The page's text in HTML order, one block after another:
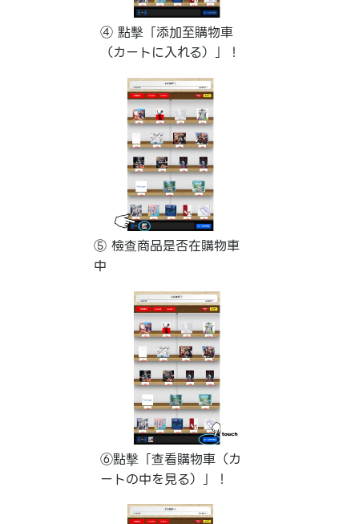
④ 點擊「添加至購物車
（カートに入れる）」！
⑤ 檢查商品是否在購物車
中
⑥點擊「查看購物車（カ
ートの中を見る）」！